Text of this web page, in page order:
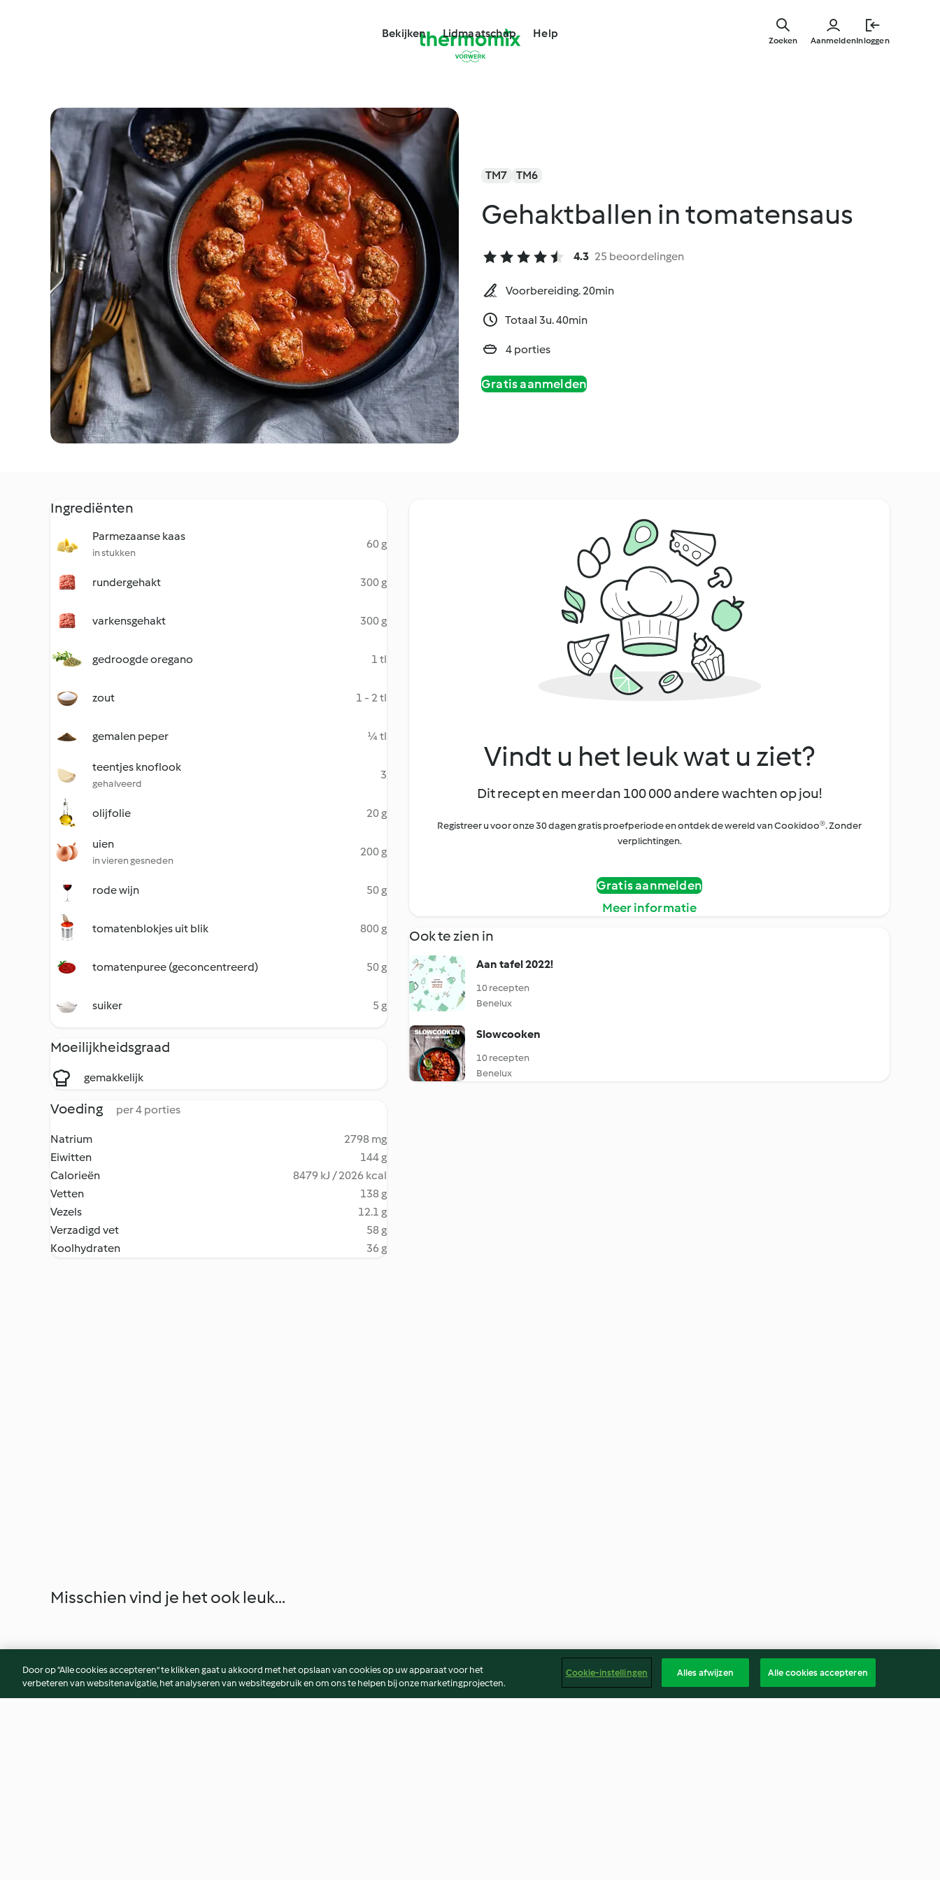
Bekijken Lidmaatschap Help
AanmeldenInloggen
Zoeken
TM7 TM6
Gehaktballen in tomatensaus
4.3 25 beoordelingen
Voorbereiding. 20min
Totaal 3u. 40min
4 porties
Gratis aanmelden
Ingrediënten
Parmezaanse kaas
in stukken
60 g
rundergehakt 300 g
varkensgehakt 300 g
gedroogde oregano 1 tl
zout 1 - 2 tl
gemalen peper ¼ tl
teentjes knoflook
gehalveerd
3
olijfolie 20 g
uien
in vieren gesneden
200 g
rode wijn 50 g
tomatenblokjes uit blik 800 g
tomatenpuree (geconcentreerd) 50 g
suiker 5 g
Moeilijkheidsgraad
gemakkelijk
Voeding per 4 porties
Natrium
2798 mg
Eiwitten
144 g
Calorieën
8479 kJ / 2026 kcal
Vetten
138 g
Vezels
12.1 g
Verzadigd vet
58 g
Koolhydraten
36 g
Vindt u het leuk wat u ziet?
Dit recept en meer dan 100 000 andere wachten op jou!
Registreer u voor onze 30 dagen gratis proefperiode en ontdek de wereld van Cookidoo®. Zonder
verplichtingen.
Gratis aanmelden
Meer informatie
Ook te zien in
Aan tafel 2022!
10 recepten
Benelux
Slowcooken
10 recepten
Benelux
Misschien vind je het ook leuk...
Door op “Alle cookies accepteren” te klikken gaat u akkoord met het opslaan van cookies op uw apparaat voor het
verbeteren van websitenavigatie, het analyseren van websitegebruik en om ons te helpen bij onze marketingprojecten.
Cookie-instellingen Alles afwijzen Alle cookies accepteren